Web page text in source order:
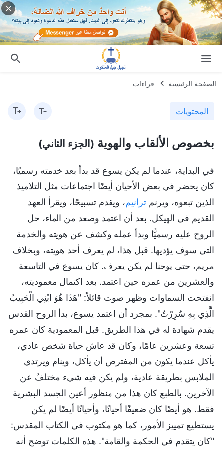
الصفحة الرئيسية قراءات
المحتويات
بخصوص الألقاب والهوية (الجزء الثاني)
في البداية، عندما لم يكن يسوع قد بدأ بعد خدمته رسميًا،
كان يحضر في بعض الأحيان أيضًا اجتماعات مثل التلاميذ
الذين تبعوه، ويرنم ترانيم، ويقدم تسبيحًا، ويقرأ العهد
القديم في الهيكل. بعد أن اعتمد وصعد من الماء، حل
الروح عليه رسميًّا وبدأ عمله وكشف عن هويته والخدمة
التي سوف يؤديها. قبل هذا، لم يعرف أحد هويته، وبخلاف
مريم، حتى يوحنا لم يكن يعرف. كان يسوع في التاسعة
والعشرين من عمره حين اعتمد. بعد اكتمال معموديته،
انفتحت السماوات وظهر صوت قائلاً: "هَذَا هُوَ ابْنِي الْحَبِيبُ
الَّذِي بِهِ سُرِرْتُ". بمجرد أن اعتمد يسوع، بدأ الروح القدس
يقدم شهادة له في هذا الطريق. قبل المعمودية كان عمره
تسعة وعشرين عامًا، وكان قد عاش حياة شخص عادي،
يأكل عندما يكون من المفترض أن يأكل، وينام ويرتدي
الملابس بطريقة عادية، ولم يكن فيه شيء مختلفٌ عن
الآخرين. بالطبع كان هذا من منظور أعين الجسد البشرية
فقط. هو أيضًا كان ضعيفًا أحيانًا، وأحيانًا أيضًا لم يكن
يستطيع تمييز الأمور، كما هو مكتوب في الكتاب المقدس:
"كان يتقدم في الحكمة والقامة". هذه الكلمات توضح أنه